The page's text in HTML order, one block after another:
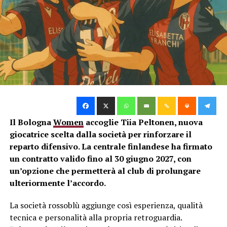
comune nella nazionale del Belgio. Reduce da un
brutto infortunio al legamento crociato, Mangala
ha chiuso la stagione in crescendo collezionando
14 presenze. Il talento non si discute, ma le sue
condizioni fisiche restano un fattore da
monitorare con estrema prudenza.
Nota di mercato:Prima di
sferrare l’attacco decisivo
per i nuovi acquisti, la
società dovrà prima
blindare i propri gioielli. In
priorità ci sono il punto
Il BolognaWomenaccoglie Tiia Peltonen, nuova
giocatrice scelta dalla società per rinforzare il
reparto difensivo. La centrale finlandese ha firmato
un contratto valido fino al 30 giugno 2027, con
un’opzione che permetterà al club di prolungare
ulteriormente l’accordo.
La società rossoblù aggiunge così esperienza, qualità
tecnica e personalità alla propria retroguardia.